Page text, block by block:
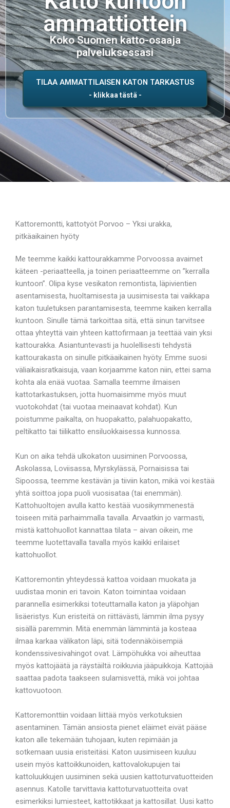
ammattiottein
Koko Suomen katto-osaaja
palveluksessasi
TILAA AMMATTILAISEN KATON TARKASTUS
Kattoremontti, kattotyöt Porvoo – Yksi urakka,
pitkäaikainen hyöty
Me teemme kaikki kattourakkamme Porvoossa avaimet
käteen -periaatteella, ja toinen periaatteemme on ”kerralla
kuntoon”. Olipa kyse vesikaton remontista, läpivientien
asentamisesta, huoltamisesta ja uusimisesta tai vaikkapa
katon tuuletuksen parantamisesta, teemme kaiken kerralla
kuntoon. Sinulle tämä tarkoittaa sitä, että sinun tarvitsee
ottaa yhteyttä vain yhteen kattofirmaan ja teettää vain yksi
kattourakka. Asiantuntevasti ja huolellisesti tehdystä
kattourakasta on sinulle pitkäaikainen hyöty. Emme suosi
väliaikaisratkaisuja, vaan korjaamme katon niin, ettei sama
kohta ala enää vuotaa. Samalla teemme ilmaisen
kattotarkastuksen, jotta huomaisimme myös muut
vuotokohdat (tai vuotaa meinaavat kohdat). Kun
poistumme paikalta, on huopakatto, palahuopakatto,
peltikatto tai tiilikatto ensiluokkaisessa kunnossa.
Kun on aika tehdä ulkokaton uusiminen Porvoossa,
Askolassa, Loviisassa, Myrskylässä, Pornaisissa tai
Sipoossa, teemme kestävän ja tiiviin katon, mikä voi kestää
yhtä soittoa jopa puoli vuosisataa (tai enemmän).
Kattohuoltojen avulla katto kestää vuosikymmenestä
toiseen mitä parhaimmalla tavalla. Arvaatkin jo varmasti,
mistä kattohuollot kannattaa tilata – aivan oikein, me
teemme luotettavalla tavalla myös kaikki erilaiset
kattohuollot.
Kattoremontin yhteydessä kattoa voidaan muokata ja
uudistaa monin eri tavoin. Katon toimintaa voidaan
parannella esimerkiksi toteuttamalla katon ja yläpohjan
lisäeristys. Kun eristeitä on riittävästi, lämmin ilma pysyy
sisällä paremmin. Mitä enemmän lämmintä ja kosteaa
ilmaa karkaa välikaton läpi, sitä todennäköisempiä
kondenssivesivahingot ovat. Lämpöhukka voi aiheuttaa
myös kattojäätä ja räystäiltä roikkuvia jääpuikkoja. Kattojää
saattaa padota taakseen sulamisvettä, mikä voi johtaa
kattovuotoon.
Kattoremonttiin voidaan liittää myös verkotuksien
asentaminen. Tämän ansiosta pienet eläimet eivät pääse
katon alle tekemään tuhojaan, kuten repimään ja
sotkemaan uusia eristeitäsi. Katon uusimiseen kuuluu
usein myös kattoikkunoiden, kattovalokupujen tai
kattoluukkujen uusiminen sekä uusien kattoturvatuotteiden
asennus. Katolle tarvittavia kattoturvatuotteita ovat
esimerkiksi lumiesteet, kattotikkaat ja kattosillat. Uusi katto